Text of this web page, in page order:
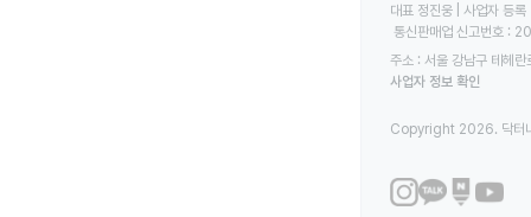
대표 정진웅 | 사업자
통신판매업 신고번호
주소 : 서울 강남구 테헤
사업자 정보 확인
Copyright 2026. 닥터